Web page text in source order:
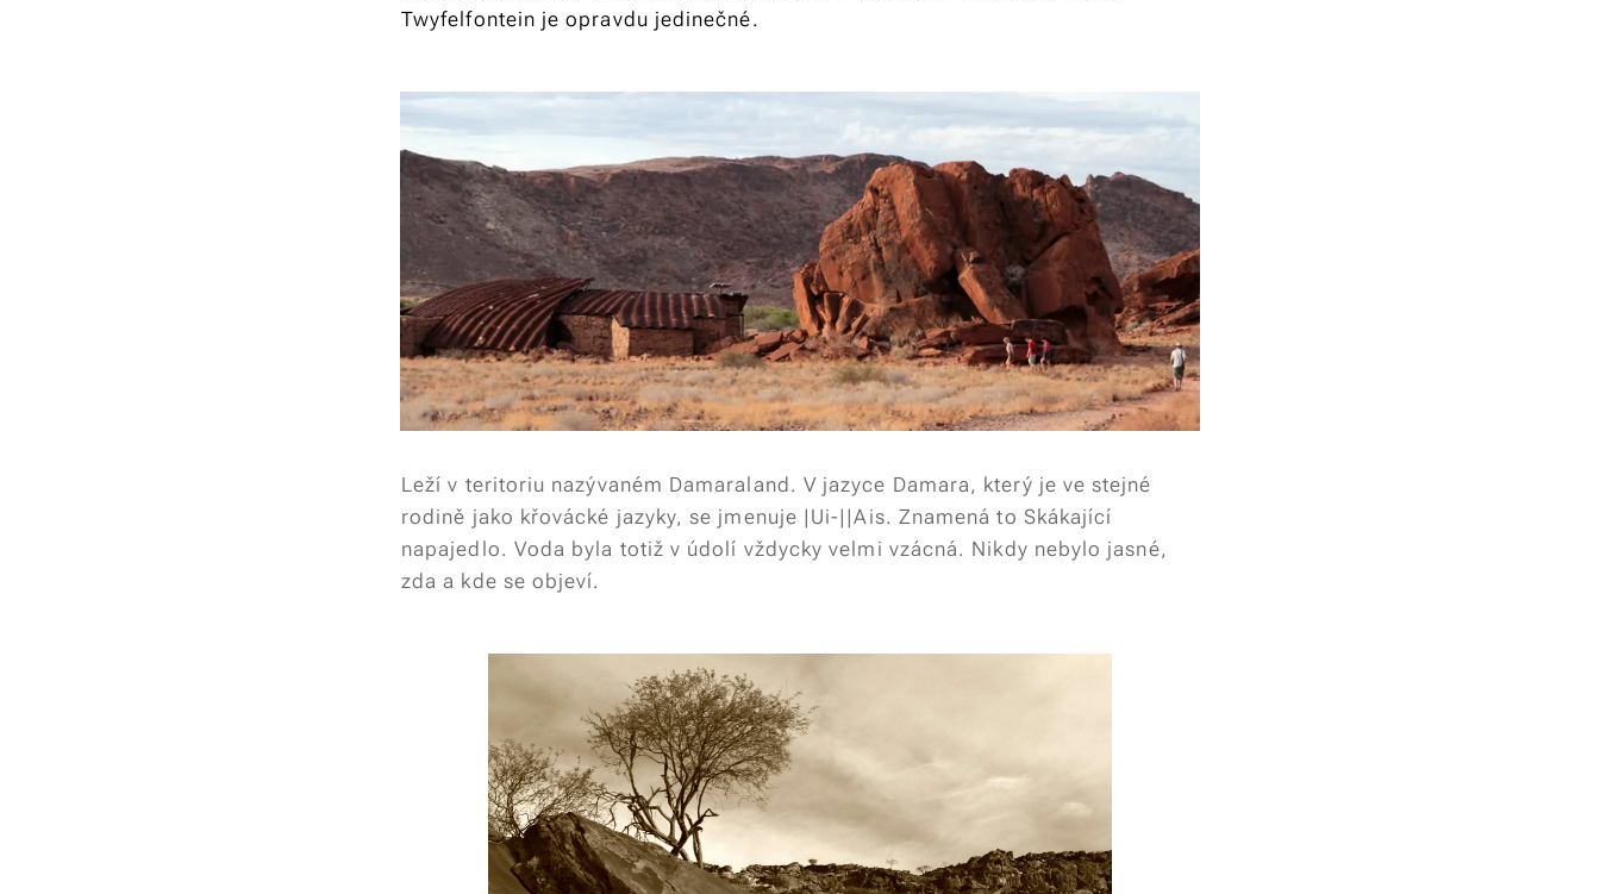
Twyfelfontein je opravdu jedinečné.
Leží v teritoriu nazývaném Damaraland. V jazyce Damara, který je ve stejné
rodině jako křovácké jazyky, se jmenuje |Ui-||Ais. Znamená to Skákající
napajedlo. Voda byla totiž v údolí vždycky velmi vzácná. Nikdy nebylo jasné,
zda a kde se objeví.